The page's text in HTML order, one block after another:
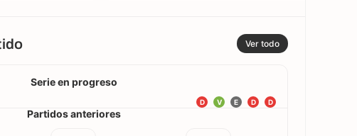
Ver todo
Serie en progreso
D
D
E
V
D
Partidos anteriores